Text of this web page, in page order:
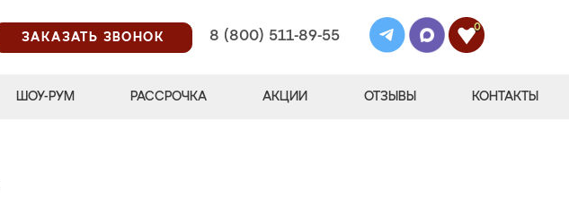
ЗАКАЗАТЬ ЗВОНОК
8 (800) 511-89-55
0
ШОУ-РУМ РАССРОЧКА АКЦИИ ОТЗЫВЫ КОНТАКТЫ